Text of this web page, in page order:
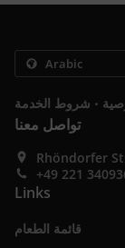
. شروط الخدمة
تواصل معنا
Rhöndorfer
+49 221
Links
قائمة الطعام